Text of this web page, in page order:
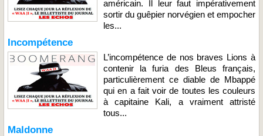
américain. Il leur faut impérativement
sortir du guêpier norvégien et empocher
les...
Incompétence
L’incompétence de nos braves Lions à
contenir la furia des Bleus français,
particulièrement ce diable de Mbappé
qui en a fait voir de toutes les couleurs
à capitaine Kali, a vraiment attristé
tous...
Maldonne